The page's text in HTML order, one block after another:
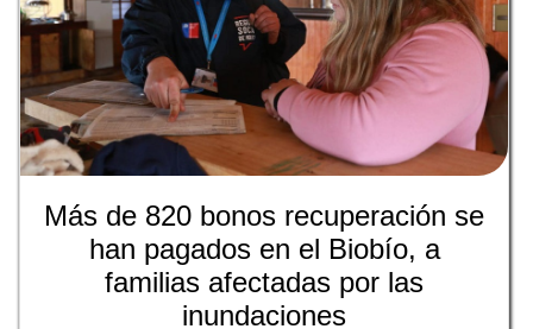
Más de 820 bonos recuperación se
han pagados en el Biobío, a
familias afectadas por las
inundaciones